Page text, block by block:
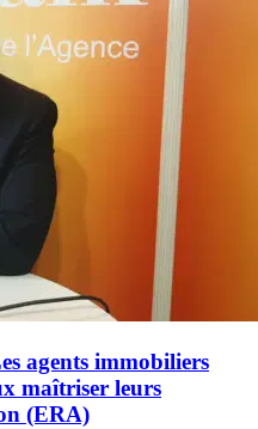
agents immobiliers
maîtriser leurs
(ERA)